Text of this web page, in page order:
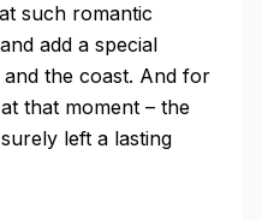
such romantic
add a special
the coast. And for
that moment – the
left a lasting